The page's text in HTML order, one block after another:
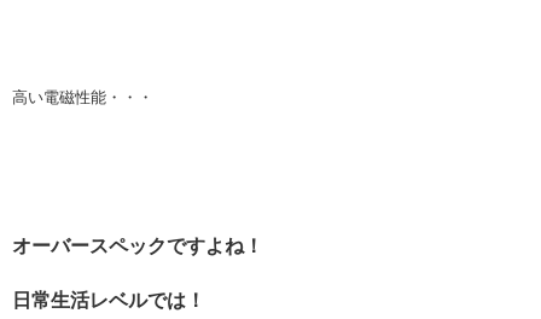
高い電磁性能・・・
オーバースペックですよね！
日常生活レベルでは！